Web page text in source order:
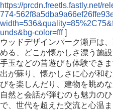
https://prcdn.freetls.fastly.net/
774-
unds&bg-color=fff]
ウッドデザインパーク瀬戸は
める、どこか懐かしさ漂う施
手玉などの昔遊びも体験でき
出が蘇り、懐かしさに心が和
びを楽しんだり、建物を眺め
自然と会話が弾むのも魅力の
で、世代を超えた交流と心温